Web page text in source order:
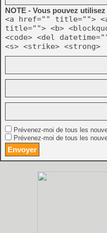
NOTE - Vous pouvez
<a href="" title="">
title=""> <b>
<code> <del
<s> <strike> <strong>
Prévenez-moi de tous les
Prévenez-moi de tous les